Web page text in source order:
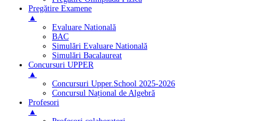
Pregătire Examene
▲
Evaluare Natională
BAC
Simulări Evaluare Natională
Simulări Bacalaureat
Concursuri UPPER
▲
Concursuri Upper.School 2025-2026
Concursul Național de Algebră
Profesori
▲